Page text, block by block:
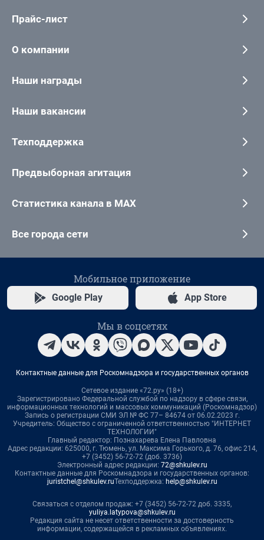
Прайс-лист
О компании
Наши награды
Наши вакансии
Техподдержка
Предвыборная агитация
Статистика канала в MAX
Все города сети
Мобильное приложение
Google Play App Store
Мы в соцсетях
Контактные данные для Роскомнадзора и государственных органов
Сетевое издание «72.ру» (18+)
Зарегистрировано Федеральной службой по надзору в сфере связи,
информационных технологий и массовых коммуникаций (Роскомнадзор)
Запись о регистрации СМИ ЭЛ № ФС 77– 84674 от 06.02.2023 г.
Учредитель: Общество с ограниченной ответственностью "ИНТЕРНЕТ
ТЕХНОЛОГИИ"
Главный редактор: Познахарева Елена Павловна
Адрес редакции: 625000, г. Тюмень, ул. Максима Горького, д. 76, офис 214,
+7 (3452) 56-72-72 (доб. 3736)
Электронный адрес редакции: 72@shkulev.ru
Контактные данные для Роскомнадзора и государственных органов:
juristchel@shkulev.ruТехподдержка: help@shkulev.ru
Связаться с отделом продаж: +7 (3452) 56-72-72 доб. 3335,
yuliya.latypova@shkulev.ru
Редакция сайта не несет ответственности за достоверность
информации, содержащейся в рекламных объявлениях.